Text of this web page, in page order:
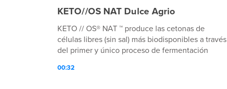
KETO//OS NAT Dulce Agrio
KETO // OS® NAT ™ produce las cetonas de
células libres (sin sal) más biodisponibles a través
del primer y único proceso de fermentación
Nutricional ™.
00:32